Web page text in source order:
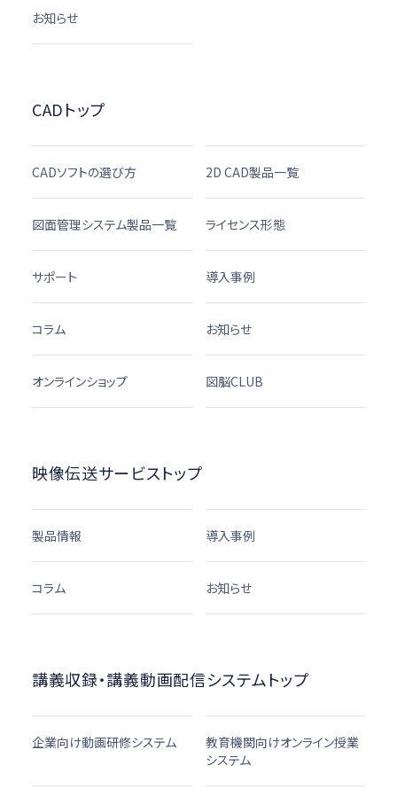
お知らせ
CADトップ
CADソフトの選び方 2D CAD製品一覧
図面管理システム製品一覧 ライセンス形態
サポート 導入事例
コラム お知らせ
オンラインショップ 図脳CLUB
映像伝送サービストップ
製品情報 導入事例
コラム お知らせ
講義収録・講義動画配信システムトップ
企業向け動画研修システム
教育機関向けオンライン授業
システム